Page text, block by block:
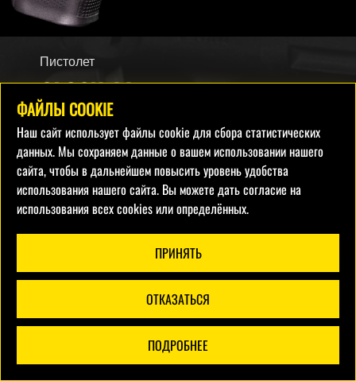
Пистолет
GLOCK 44
G44 — идеальный пистолет для первых
выстрелов из стандартного, служебного
оружия. Инновационный дизайн затвора из
стали и полимера под патрон калибра .22
обеспечивает легкость и малую отдачу.
Страна
Австрия
10
Цена
15€
ФАЙЛЫ COOKIE
Наш сайт использует файлы cookie для сбора статистических
данных. Мы сохраняем данные о вашем использовании нашего
сайта, чтобы в дальнейшем повысить уровень удобства
использования нашего сайта. Вы можете дать согласие на
использования всех cookies или определённых.
ПРИНЯТЬ
ОТКАЗАТЬСЯ
ПОДРОБНЕЕ